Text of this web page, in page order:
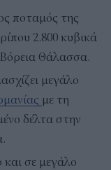
ποταμός της
2.800 κυβικά
Θάλασσα.
μεγάλο
με τη
δέλτα στην
σε μεγάλο